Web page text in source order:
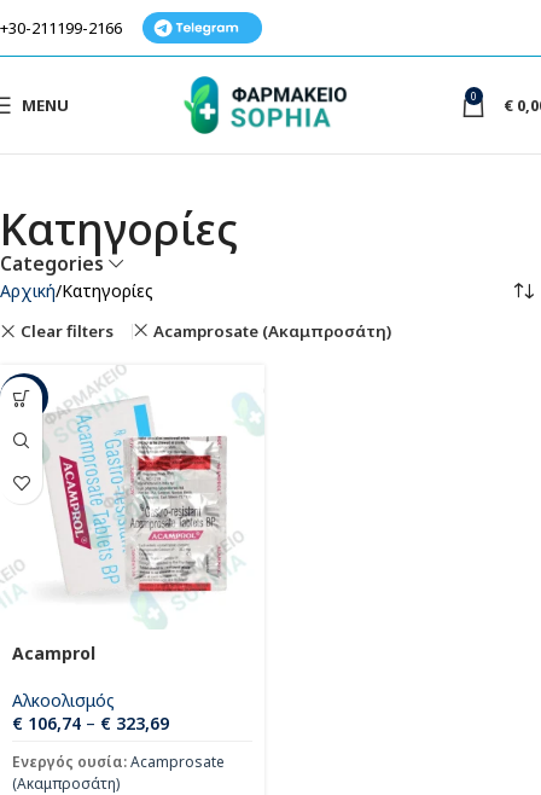
+30-211199-2166
MENU 0 €
Κατηγορίες
Categories
Αρχική Κατηγορίες
Clear filters Acamprosate (Ακαμπροσάτη)
-49%
Acamprol
Αλκοολισμός
€ 106,74 – € 323,69
Ενεργός ουσία:Acamprosate
(Ακαμπροσάτη)